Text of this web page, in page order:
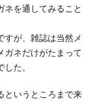
ネを通してみること
すが、雑誌は当然メ
ガネだけがたまって
た。
というところまで来